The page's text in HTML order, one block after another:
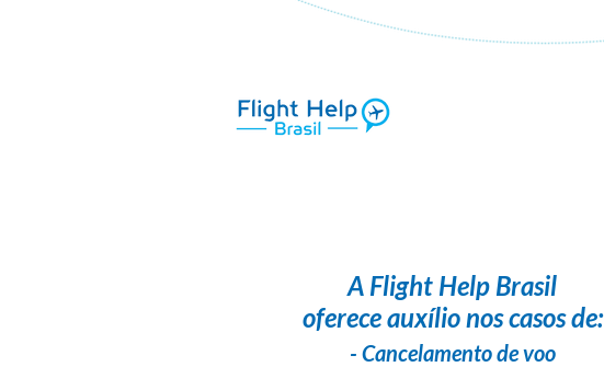
A Flight Help Brasil
oferece auxílio nos casos de:
- Cancelamento de voo